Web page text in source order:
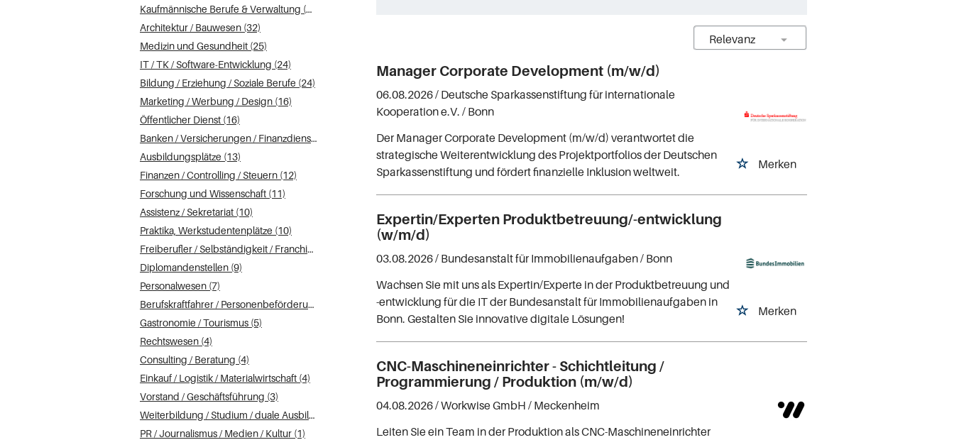
Kaufmännische Berufe & Verwaltung (40)
Architektur / Bauwesen (32)
Medizin und Gesundheit (25)
IT / TK / Software-Entwicklung (24)
Bildung / Erziehung / Soziale Berufe (24)
Marketing / Werbung / Design (16)
Öffentlicher Dienst (16)
Banken / Versicherungen / Finanzdienstleister (14)
Ausbildungsplätze (13)
Finanzen / Controlling / Steuern (12)
Forschung und Wissenschaft (11)
Assistenz / Sekretariat (10)
Praktika, Werkstudentenplätze (10)
Freiberufler / Selbständigkeit / Franchise (9)
Diplomandenstellen (9)
Personalwesen (7)
Berufskraftfahrer / Personenbeförderung (Land, Wasser, Luft) (6)
Gastronomie / Tourismus (5)
Rechtswesen (4)
Consulting / Beratung (4)
Einkauf / Logistik / Materialwirtschaft (4)
Vorstand / Geschäftsführung (3)
Weiterbildung / Studium / duale Ausbildung (3)
PR / Journalismus / Medien / Kultur (1)
Manager Corporate Development (m/w/d)
Merken
06.08.2026 / Deutsche Sparkassenstiftung für internationale
Kooperation e.V. / Bonn
Der Manager Corporate Development (m/w/d) verantwortet die
strategische Weiterentwicklung des Projektportfolios der Deutschen
Sparkassenstiftung und fördert finanzielle Inklusion weltweit.
Expertin/Experten Produktbetreuung/-entwicklung
(w/m/d)
Merken
03.08.2026 / Bundesanstalt für Immobilienaufgaben/ Bonn
Wachsen Sie mit uns als Expertin/Experte in der Produktbetreuung und
-entwicklung für die IT der Bundesanstalt für Immobilienaufgaben in
Bonn. Gestalten Sie innovative digitale Lösungen!
CNC-Maschineneinrichter - Schichtleitung /
Programmierung / Produktion (m/w/d)
04.08.2026 /Workwise GmbH / Meckenheim
Leiten Sie ein Team in der Produktion als CNC-Maschineneinrichter